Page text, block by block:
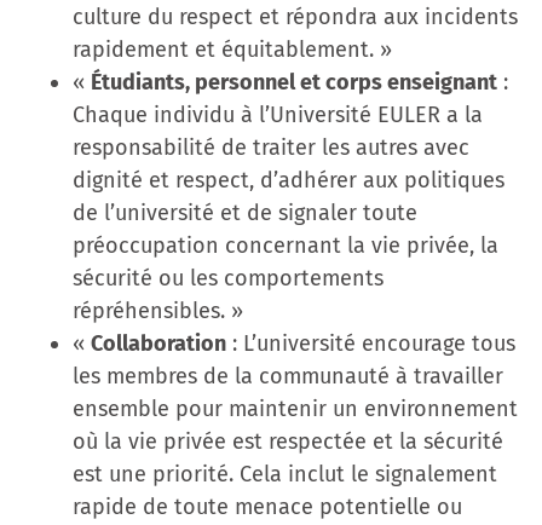
culture du respect et répondra aux incidents
rapidement et équitablement. »
« Étudiants, personnel et corps enseignant :
Chaque individu à l’Université EULER a la
responsabilité de traiter les autres avec
dignité et respect, d’adhérer aux politiques
de l’université et de signaler toute
préoccupation concernant la vie privée, la
sécurité ou les comportements
répréhensibles. »
« Collaboration : L’université encourage tous
les membres de la communauté à travailler
ensemble pour maintenir un environnement
où la vie privée est respectée et la sécurité
est une priorité. Cela inclut le signalement
rapide de toute menace potentielle ou